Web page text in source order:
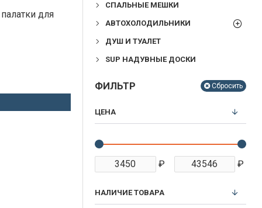
для
СПАЛЬНЫЕ МЕШКИ
АВТОХОЛОДИЛЬНИКИ
ДУШ И ТУАЛЕТ
SUP НАДУВНЫЕ ДОСКИ
ФИЛЬТР Сбросить
ЦЕНА
₽ ₽
НАЛИЧИЕ ТОВАРА